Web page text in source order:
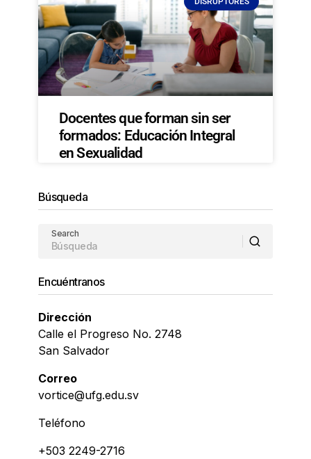
Docentes que forman sin ser
formados: Educación Integral
en Sexualidad
Búsqueda
Search
Encuéntranos
Dirección
Calle el Progreso No. 2748
San Salvador
Correo
vortice@ufg.edu.sv
Teléfono
+503 2249-2716